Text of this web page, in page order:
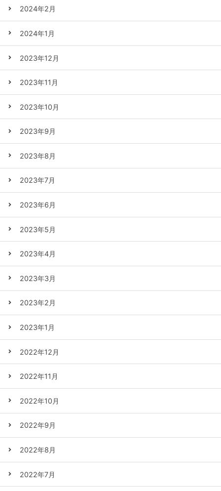
2024年2月
2024年1月
2023年12月
2023年11月
2023年10月
2023年9月
2023年8月
2023年7月
2023年6月
2023年5月
2023年4月
2023年3月
2023年2月
2023年1月
2022年12月
2022年11月
2022年10月
2022年9月
2022年8月
2022年7月